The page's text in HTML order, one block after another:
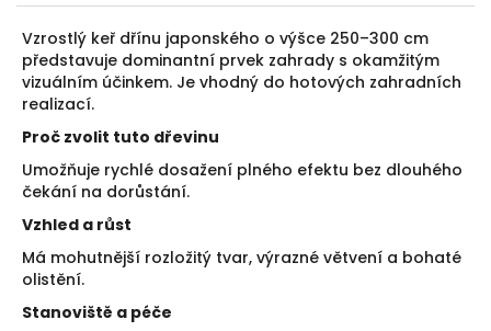
Vzrostlý keř dřínu japonského o výšce 250–300 cm
představuje dominantní prvek zahrady s okamžitým
vizuálním účinkem. Je vhodný do hotových zahradních
realizací.
Proč zvolit tuto dřevinu
Umožňuje rychlé dosažení plného efektu bez dlouhého
čekání na dorůstání.
Vzhled a růst
Má mohutnější rozložitý tvar, výrazné větvení a bohaté
olistění.
Stanoviště a péče